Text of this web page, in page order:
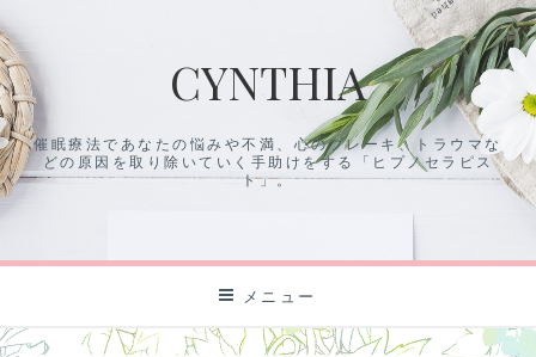
ン
テ
ン
ツ
に
ス
キ
プ
CYNTHIA
催眠療法であなたの悩みや不満、心のブレーキ、トラウマな
どの原因を取り除いていく手助けをする「ヒプノセラピス
ト」。
メニュー